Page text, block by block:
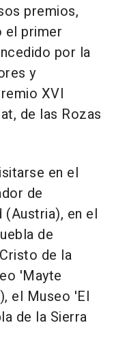
premios,
el primer
por la
y
XVI
de las Rozas
en el
de
(Austria), en el
de
de la
'Mayte
el Museo 'El
de la Sierra